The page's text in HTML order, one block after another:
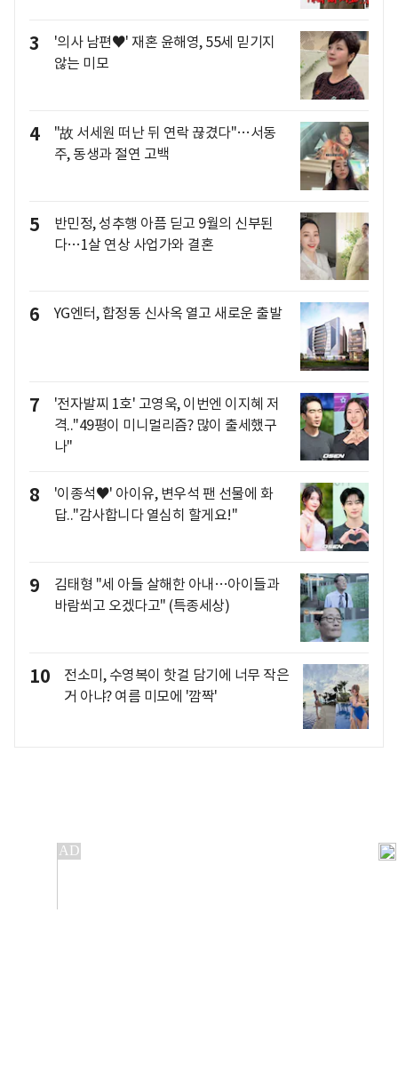
3
'의사 남편♥' 재혼 윤해영, 55세 믿기지
않는 미모
4
"故 서세원 떠난 뒤 연락 끊겼다"…서동
주, 동생과 절연 고백
5
반민정, 성추행 아픔 딛고 9월의 신부된
다…1살 연상 사업가와 결혼
6 YG엔터, 합정동 신사옥 열고 새로운 출발
7
'전자발찌 1호' 고영욱, 이번엔 이지혜 저
격.."49평이 미니멀리즘? 많이 출세했구
나"
8
'이종석♥' 아이유, 변우석 팬 선물에 화
답.."감사합니다 열심히 할게요!"
9
김태형 "세 아들 살해한 아내…아이들과
바람쐬고 오겠다고" (특종세상)
10
전소미, 수영복이 핫걸 담기에 너무 작은
거 아냐? 여름 미모에 '깜짝'